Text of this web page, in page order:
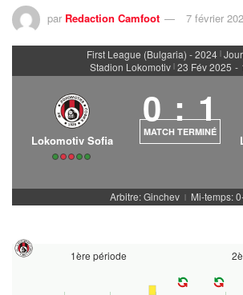
par Redaction Camfoot 7 février
First League (Bulgaria) - 2024 |
Stadion Lokomotiv | 23 Fév 2025 -
Lokomotiv Sofia
0 : 1
MATCH TERMINÉ
Arbitre: Ginchev | Mi-temps:
1ère période